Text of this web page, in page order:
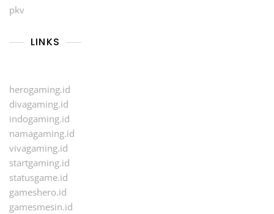
pkv
LINKS
herogaming.id
divagaming.id
indogaming.id
namagaming.id
vivagaming.id
startgaming.id
statusgame.id
gameshero.id
gamesmesin.id